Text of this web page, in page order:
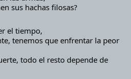
sus hachas filosas?
el tiempo,
tenemos que enfrentar la peor
todo el resto depende de